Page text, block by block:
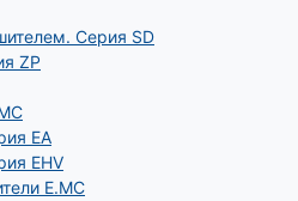
Серия SD
ZP
EA
EHV
E.MC